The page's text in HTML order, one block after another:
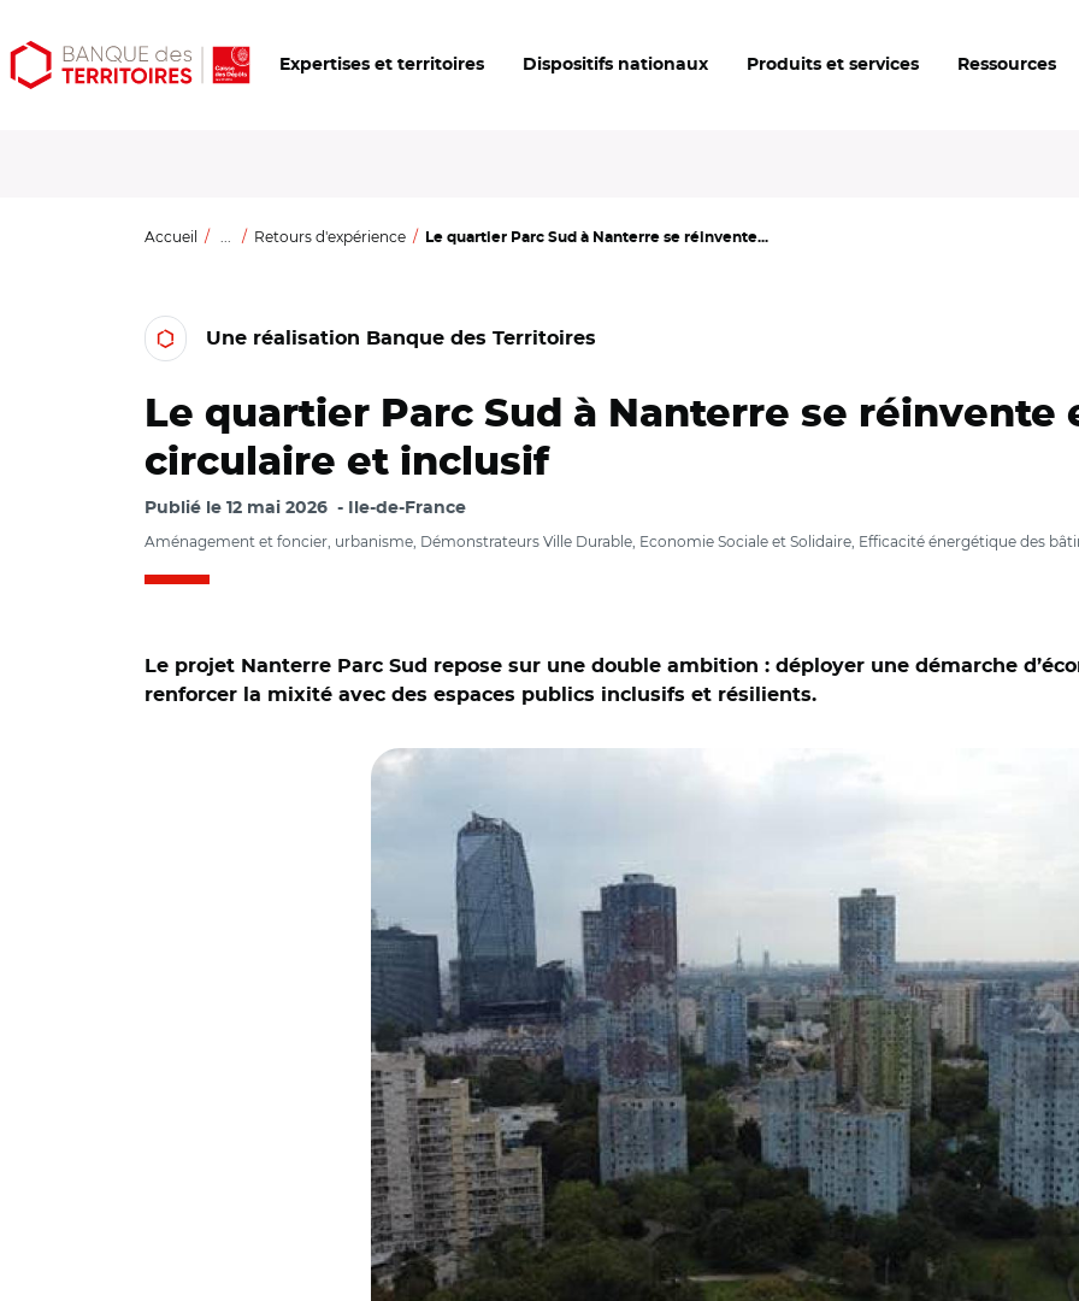
Aller
au
Aller
au
Ouvrir
les
Expertises et territoires Dispositifs nationaux Produits et services Ressources
Accueil ... Retours d'expérience Le quartier Parc Sud à Nanterre se réinvente...
Une réalisation Banque des Territoires
Le quartier Parc Sud à Nanterre se réinvente
circulaire et inclusif
Publié le 12 mai 2026 Ile-de-France
Aménagement et foncier, urbanisme, Démonstrateurs Ville Durable, Economie Sociale et Solidaire, Efficacité énergétique des
Le projet Nanterre Parc Sud repose sur une double ambition : déployer une démarche
renforcer la mixité avec des espaces publics inclusifs et résilients.